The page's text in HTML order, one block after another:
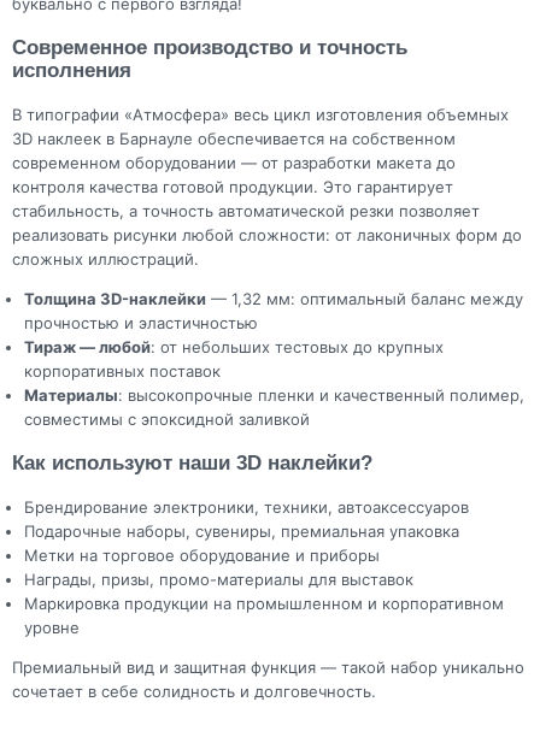
буквально с первого взгляда!
Современное производство и точность
исполнения
В типографии «Атмосфера» весь цикл изготовления объемных
3D наклеек в Барнауле обеспечивается на собственном
современном оборудовании — от разработки макета до
контроля качества готовой продукции. Это гарантирует
стабильность, а точность автоматической резки позволяет
реализовать рисунки любой сложности: от лаконичных форм до
сложных иллюстраций.
Толщина 3D-наклейки — 1,32 мм: оптимальный баланс между
прочностью и эластичностью
Тираж — любой: от небольших тестовых до крупных
корпоративных поставок
Материалы: высокопрочные пленки и качественный полимер,
совместимы с эпоксидной заливкой
Как используют наши 3D наклейки?
Брендирование электроники, техники, автоаксессуаров
Подарочные наборы, сувениры, премиальная упаковка
Метки на торговое оборудование и приборы
Награды, призы, промо-материалы для выставок
Маркировка продукции на промышленном и корпоративном
уровне
Премиальный вид и защитная функция — такой набор уникально
сочетает в себе солидность и долговечность.